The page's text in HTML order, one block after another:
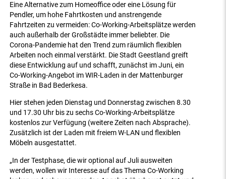
Eine Alternative zum Homeoffice oder eine Lösung für
Pendler, um hohe Fahrtkosten und anstrengende
Fahrtzeiten zu vermeiden: Co-Working-Arbeitsplätze werden
auch außerhalb der Großstädte immer beliebter. Die
Corona-Pandemie hat den Trend zum räumlich flexiblen
Arbeiten noch einmal verstärkt. Die Stadt Geestland greift
diese Entwicklung auf und schafft, zunächst im Juni, ein
Co-Working-Angebot im WIR-Laden in der Mattenburger
Straße in Bad Bederkesa.
Hier stehen jeden Dienstag und Donnerstag zwischen 8.30
und 17.30 Uhr bis zu sechs Co-Working-Arbeitsplätze
kostenlos zur Verfügung (weitere Zeiten nach Absprache).
Zusätzlich ist der Laden mit freiem W-LAN und flexiblen
Möbeln ausgestattet.
„In der Testphase, die wir optional auf Juli ausweiten
werden, wollen wir Interesse auf das Thema Co-Working